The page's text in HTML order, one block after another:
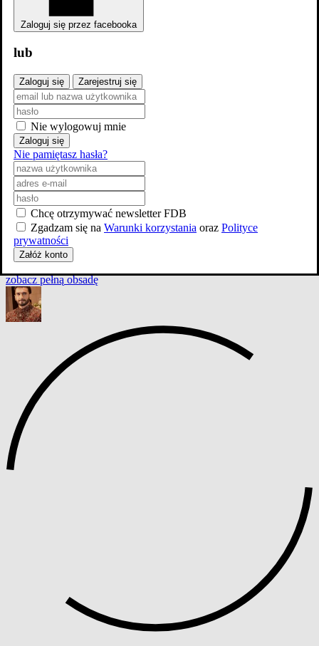
zobaczpełnąobsadę
Zaloguj się przez facebooka
lub
Zaloguj się Zarejestruj się
Nie wylogowuj mnie
Zaloguj się
Nie pamiętasz hasła?
Chcę otrzymywać newsletter FDB
Zgadzam się na Warunki korzystania oraz Polityce
prywatności
Załóż konto